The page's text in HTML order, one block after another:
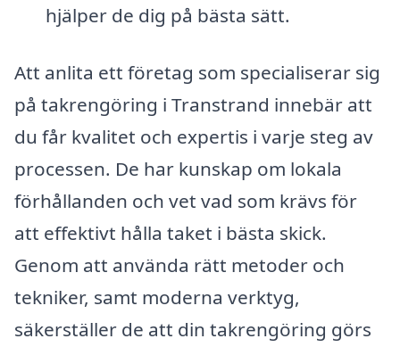
hjälper de dig på bästa sätt.
Att anlita ett företag som specialiserar sig
på takrengöring i Transtrand innebär att
du får kvalitet och expertis i varje steg av
processen. De har kunskap om lokala
förhållanden och vet vad som krävs för
att effektivt hålla taket i bästa skick.
Genom att använda rätt metoder och
tekniker, samt moderna verktyg,
säkerställer de att din takrengöring görs